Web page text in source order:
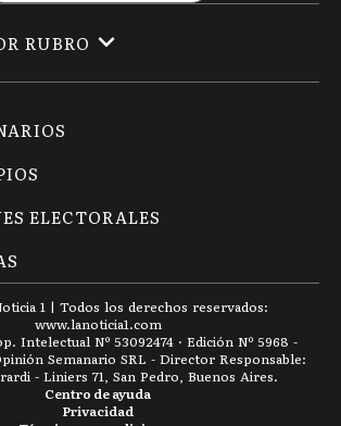
ELECTORALES
RUBRO
1 | Todos los derechos reservados:
www.lanoticia1.com
Intelectual Nº 53092474 · Edición Nº 5968 -
Semanario SRL - Director Responsable:
- Liniers 71, San Pedro, Buenos Aires.
Privacidad
Centro de ayuda